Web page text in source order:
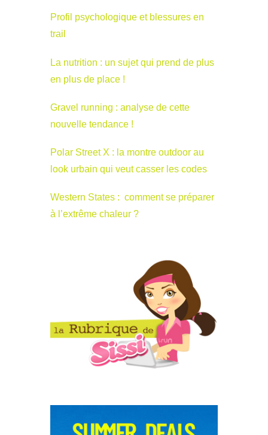
Profil psychologique et blessures en
trail
La nutrition : un sujet qui prend de plus
en plus de place !
Gravel running : analyse de cette
nouvelle tendance !
Polar Street X : la montre outdoor au
look urbain qui veut casser les codes
Western States : comment se préparer
à l’extrême chaleur ?